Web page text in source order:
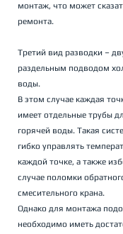
монтаж, что может
ремонта.
Третий вид разводки –
раздельным подводом
воды.
В этом случае каждая
имеет отдельные трубы
горячей воды. Такая
гибко управлять
каждой точке, а также
случае поломки
смесительного крана.
Однако для монтажа
необходимо иметь